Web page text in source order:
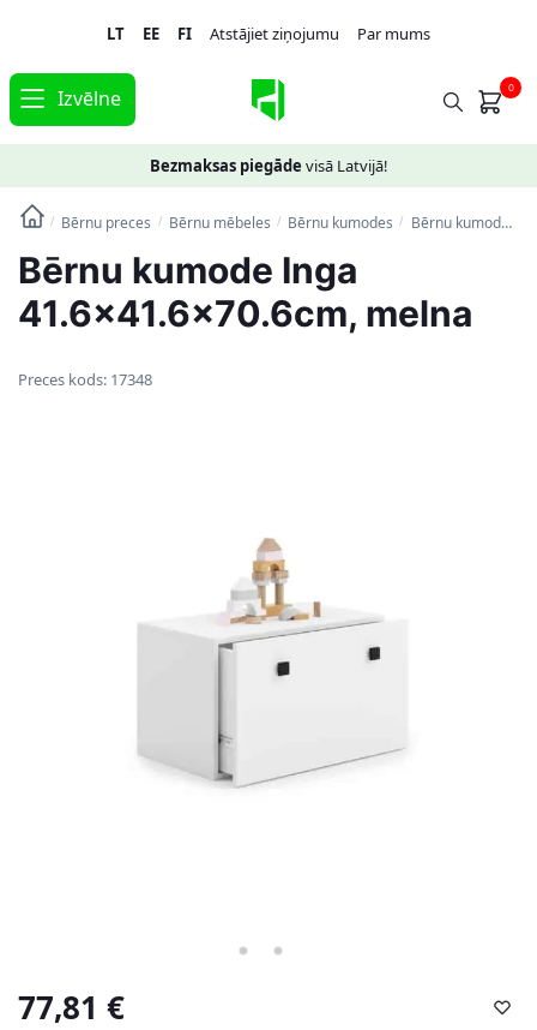
navigation
content
LT EE FI Atstājiet ziņojumu Par mums
Izvēlne 0
Bezmaksas piegāde visā Latvijā!
/ Bērnu preces / Bērnu mēbeles / Bērnu kumodes / Bērnu kumode Inga 41.6×41.6×70.6cm, melna
Bērnu kumode Inga
41.6×41.6×70.6cm, melna
Preces kods: 17348
77,81 €